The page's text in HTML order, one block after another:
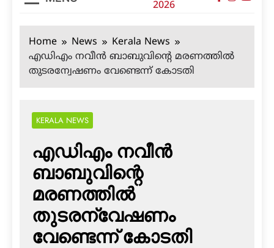
2026
Home News
Kerala News
എഡിഎം നവീന്‍ ബാബുവിന്റെ മരണത്തില്‍
തുടരന്വേഷണം വേണ്ടെന്ന് കോടതി
KERALA NEWS
എഡിഎം നവീന്‍
ബാബുവിന്റെ
മരണത്തില്‍
തുടരന്വേഷണം
വേണ്ടെന്ന് കോടതി